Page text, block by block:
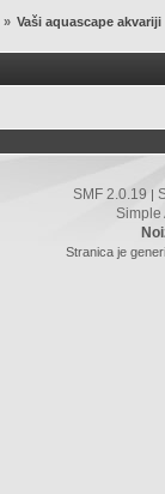
» Vaši aquascape akvariji
SMF 2.0.19 |
Simple
Stranica je